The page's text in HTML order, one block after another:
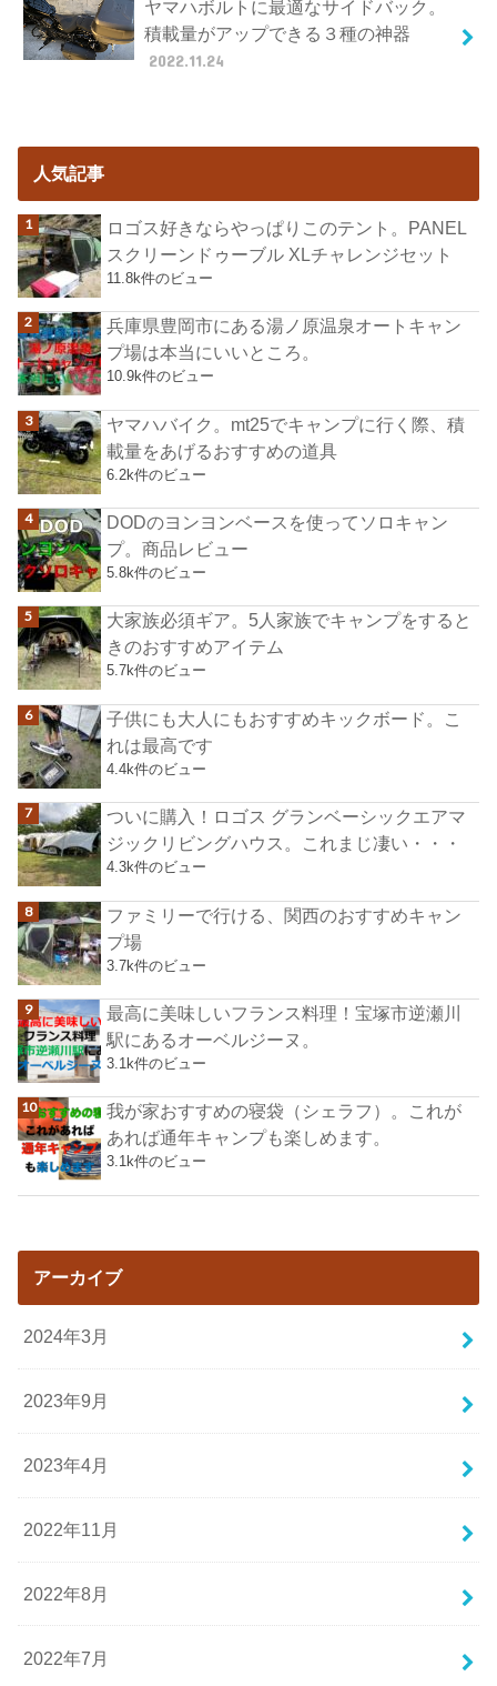
ヤマハボルトに最適なサイドバック。
積載量がアップできる３種の神器
2022.11.24
人気記事
ロゴス好きならやっぱりこのテント。PANEL
スクリーンドゥーブル XLチャレンジセット
11.8k件のビュー
兵庫県豊岡市にある湯ノ原温泉オートキャン
プ場は本当にいいところ。
10.9k件のビュー
ヤマハバイク。mt25でキャンプに行く際、積
載量をあげるおすすめの道具
6.2k件のビュー
DODのヨンヨンベースを使ってソロキャン
プ。商品レビュー
5.8k件のビュー
大家族必須ギア。5人家族でキャンプをすると
きのおすすめアイテム
5.7k件のビュー
子供にも大人にもおすすめキックボード。こ
れは最高です
4.4k件のビュー
ついに購入！ロゴス グランベーシックエアマ
ジックリビングハウス。これまじ凄い・・・
4.3k件のビュー
ファミリーで行ける、関西のおすすめキャン
プ場
3.7k件のビュー
最高に美味しいフランス料理！宝塚市逆瀬川
駅にあるオーベルジーヌ。
3.1k件のビュー
我が家おすすめの寝袋（シェラフ）。これが
あれば通年キャンプも楽しめます。
3.1k件のビュー
アーカイブ
2024年3月
2023年9月
2023年4月
2022年11月
2022年8月
2022年7月